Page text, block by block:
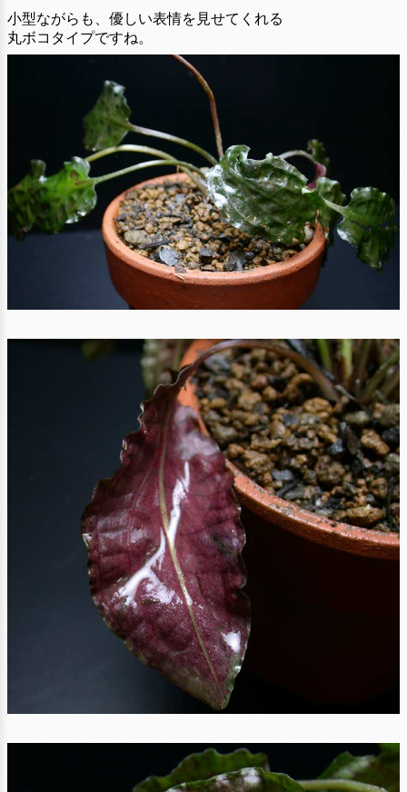
小型ながらも、優しい表情を見せてくれる
丸ボコタイプですね。